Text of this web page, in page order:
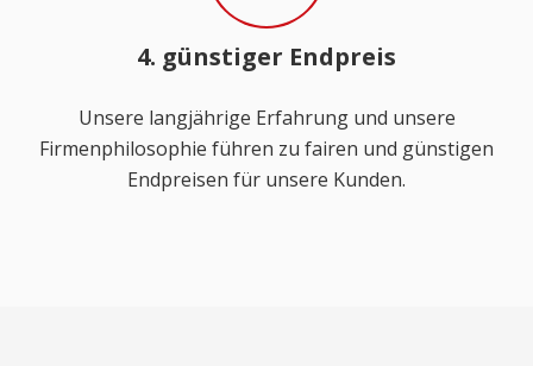
4. günstiger Endpreis
Unsere langjährige Erfahrung und unsere
Firmenphilosophie führen zu fairen und günstigen
Endpreisen für unsere Kunden.